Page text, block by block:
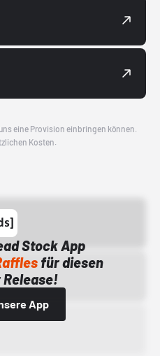
eine Provision einbringen können.
Kosten.
Stock App
für diesen
App